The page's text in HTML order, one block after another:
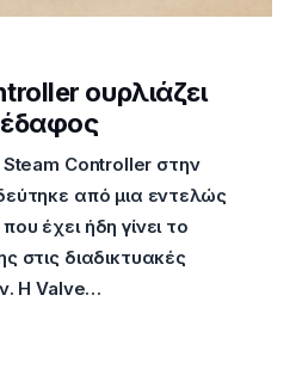
ουρλιάζει
Controller στην
από μια εντελώς
έχει ήδη γίνει το
στις διαδικτυακές
Η Valve…